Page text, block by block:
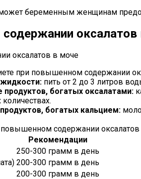
беременным женщинам
оксалатов
при повышенном содержании
пить от 2 до 3 литров
продуктов, богатых оксалатами:
богатых кальцием:
содержании оксалатов
Рекомендации
250-300 грамм в день
200-300 грамм в день
200-300 грамм в день